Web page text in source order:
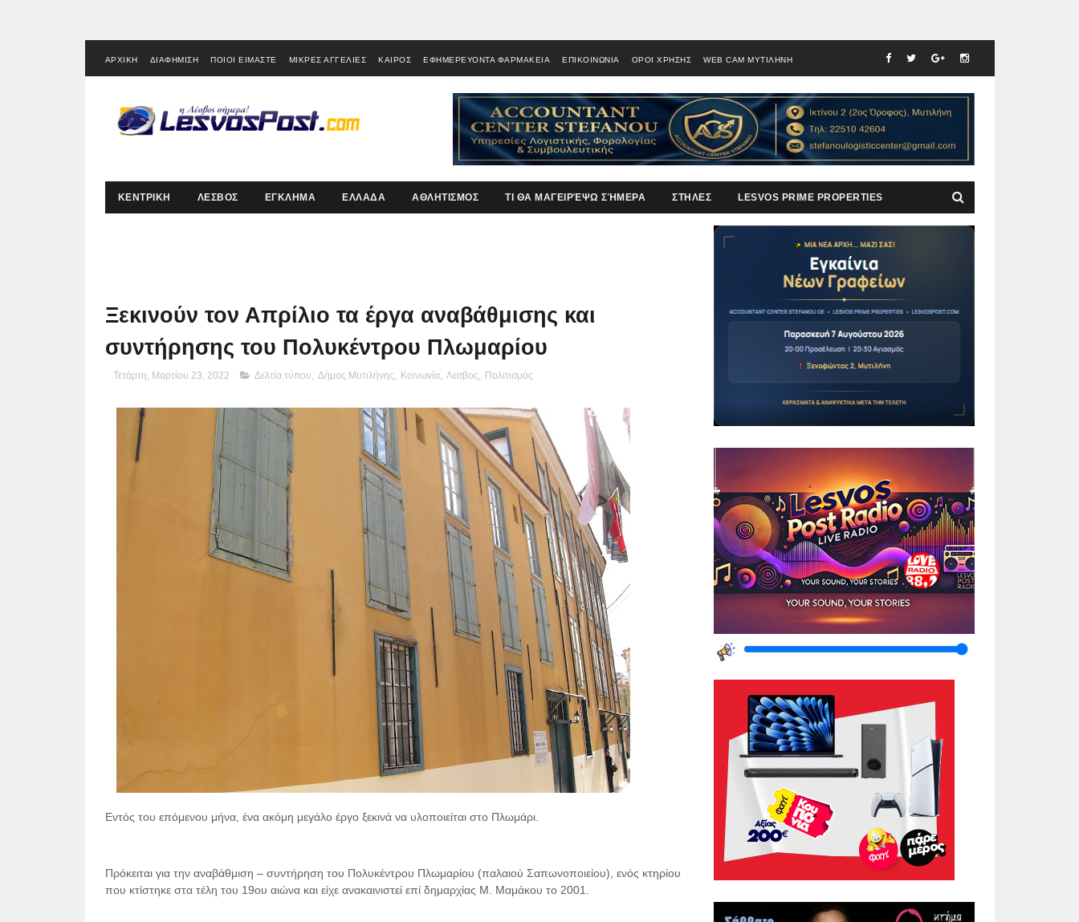
ΑΡΧΙΚΗ ΔΙΑΦΗΜΙΣΗ ΠΟΙΟΙ ΕΙΜΑΣΤΕ ΜΙΚΡΕΣ ΑΓΓΕΛΙΕΣ ΚΑΙΡΟΣ ΕΦΗΜΕΡΕΥΟΝΤΑ ΦΑΡΜΑΚΕΙΑ ΕΠΙΚΟΙΝΩΝΙΑ ΟΡΟΙ ΧΡΗΣΗΣ WEB CAM ΜΥΤΙΛΗΝΗ
ΚΕΝΤΡΙΚΗ ΛΕΣΒΟΣ ΕΓΚΛΗΜΑ ΕΛΛΑΔΑ ΑΘΛΗΤΙΣΜΟΣ ΤΙ ΘΑ ΜΑΓΕΙΡΈΨΩ ΣΉΜΕΡΑ ΣΤΗΛΕΣ LESVOS PRIME PROPERTIES
Ξεκινούν τον Απρίλιο τα έργα αναβάθμισης και
συντήρησης του Πολυκέντρου Πλωμαρίου
Τετάρτη, Μαρτίου 23, 2022 Δελτία τύπου, Δήμος Μυτιλήνης, Κοινωνία, Λεσβος, Πολιτισμός
Εντός του επόμενου μήνα, ένα ακόμη μεγάλο έργο ξεκινά να υλοποιείται στο Πλωμάρι.
Πρόκειται για την αναβάθμιση – συντήρηση του Πολυκέντρου Πλωμαρίου (παλαιού Σαπωνοποιείου), ενός κτηρίου
που κτίστηκε στα τέλη του 19ου αιώνα και είχε ανακαινιστεί επί δημαρχίας Μ. Μαμάκου το 2001.